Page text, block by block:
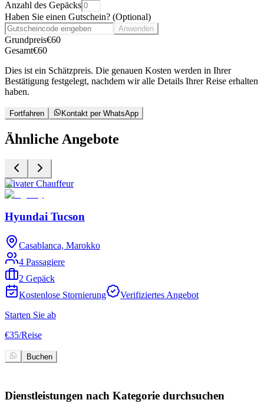
Anzahl des Gepäcks
Haben Sie einen Gutschein? (Optional)
Anwenden
Grundpreis€60
Gesamt€60
Dies ist ein Schätzpreis. Die genauen Kosten werden in Ihrer
Bestätigung festgelegt, nachdem wir alle Details Ihrer Reise erhalten
haben.
Fortfahren Kontakt per WhatsApp
Ähnliche Angebote
Privater Chauffeur
Hyundai Tucson
Casablanca, Marokko
4 Passagiere
2 Gepäck
Kostenlose Stornierung
Verifiziertes Angebot
Starten Sie ab
€35/Reise
Buchen
Dienstleistungen nach Kategorie durchsuchen